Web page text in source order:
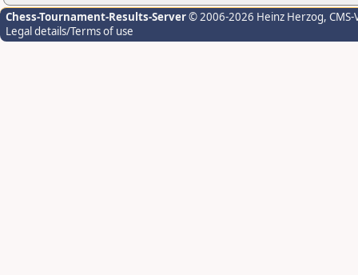
Chess-Tournament-Results-Server© 2006-2026 Heinz Herzog,
Legal details/Terms of use